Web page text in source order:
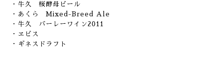
・牛久 桜酵母ビール
・あくら Mixed-Breed Ale
・牛久 バーレーワイン2011
・ヱビス
・ギネスドラフト